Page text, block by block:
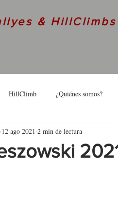
& HillClimbs
HillClimb ¿Quiénes somos?
12 ago 2021 2 min de lectura